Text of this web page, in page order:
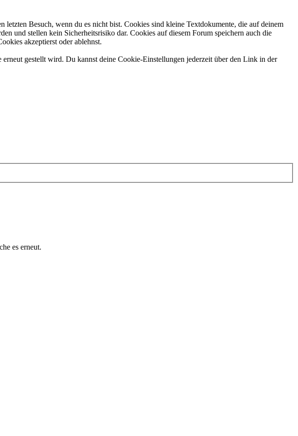
Besuch, wenn du es nicht bist. Cookies sind kleine Textdokumente, die auf deinem
und stellen kein Sicherheitsrisiko dar. Cookies auf diesem Forum speichern auch die
akzeptierst oder ablehnst.
gestellt wird. Du kannst deine Cookie-Einstellungen jederzeit über den Link in der
es erneut.